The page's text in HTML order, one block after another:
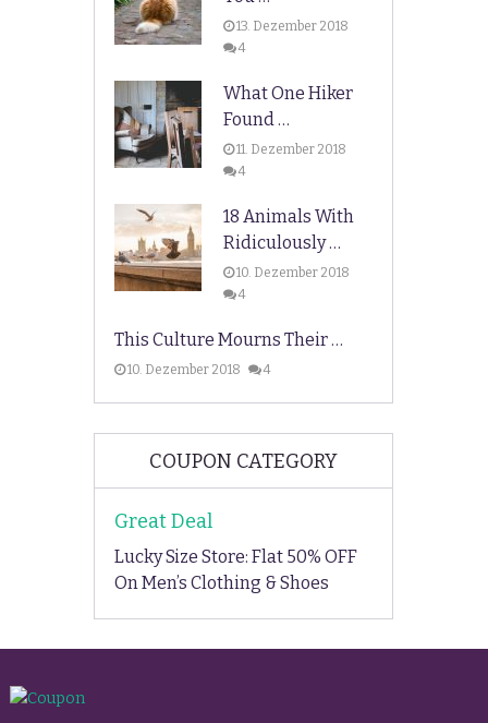
13. Dezember 2018
4
What One Hiker
Found …
11. Dezember 2018
4
18 Animals With
Ridiculously …
10. Dezember 2018
4
This Culture Mourns Their …
10. Dezember 2018 4
COUPON CATEGORY
Great Deal
Lucky Size Store: Flat 50% OFF
On Men’s Clothing & Shoes